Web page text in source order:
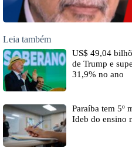
Leia também
US$ 49,04
de Trump e
31,9% no ano
Paraíba tem 5º
Ideb do ensino